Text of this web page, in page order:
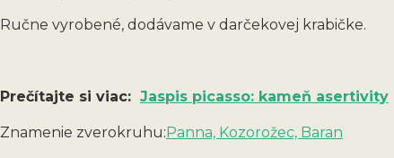
Ručne vyrobené, dodávame v darčekovej krabičke.
Prečítajte si viac: Jaspis picasso: kameň asertivity
Znamenie zverokruhu:Panna, Kozorožec, Baran